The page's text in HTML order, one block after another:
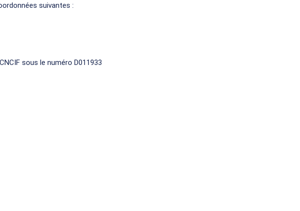
suivantes :
sous le numéro D011933